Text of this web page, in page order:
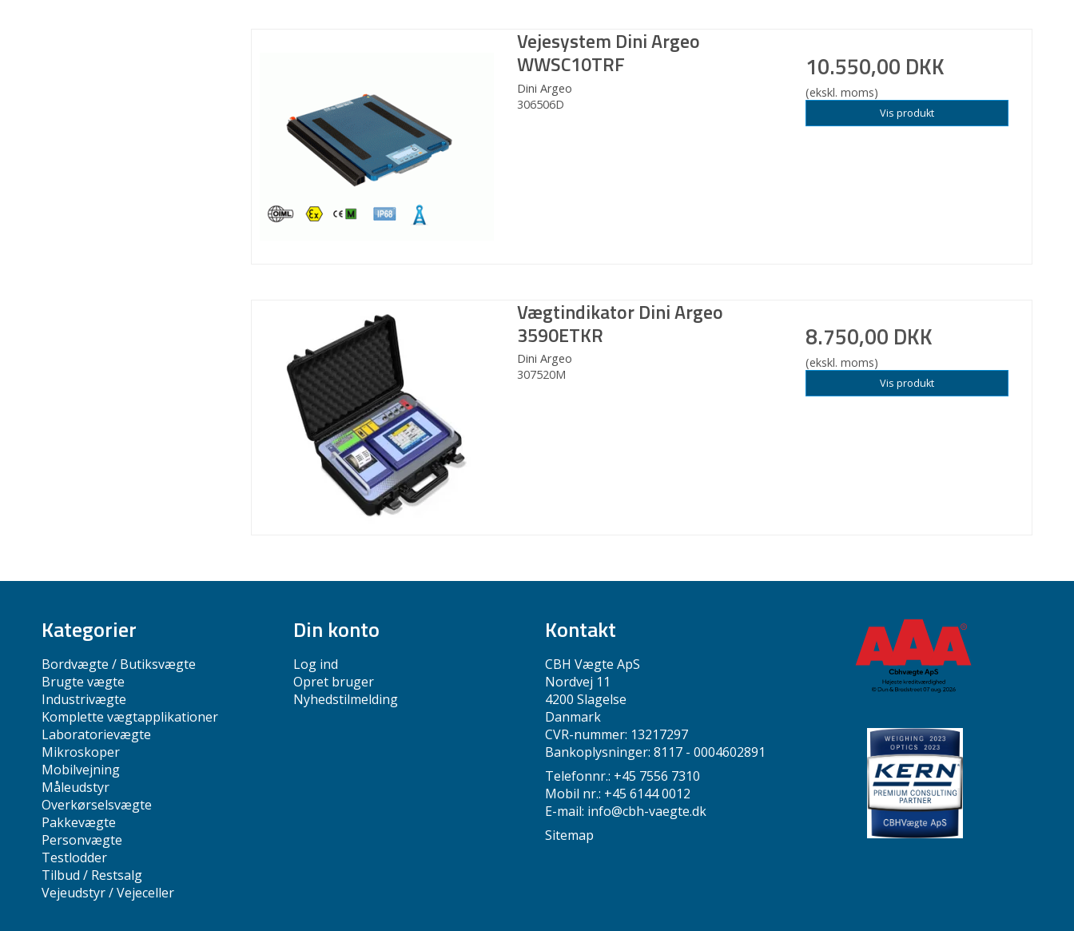
Vejesystem Dini Argeo
WWSC10TRF
Dini Argeo
306506D
10.550,00 DKK
(ekskl. moms)
Vis produkt
Vægtindikator Dini Argeo
3590ETKR
Dini Argeo
307520M
8.750,00 DKK
(ekskl. moms)
Vis produkt
Kategorier
Bordvægte / Butiksvægte
Brugte vægte
Industrivægte
Komplette vægtapplikationer
Laboratorievægte
Mikroskoper
Mobilvejning
Måleudstyr
Overkørselsvægte
Pakkevægte
Personvægte
Testlodder
Tilbud / Restsalg
Vejeudstyr / Vejeceller
Din konto
Log ind
Opret bruger
Nyhedstilmelding
Kontakt
CBH Vægte ApS
Nordvej 11
4200 Slagelse
Danmark
CVR-nummer: 13217297
Bankoplysninger: 8117 - 0004602891
Telefonnr.: +45 7556 7310
Mobil nr.: +45 6144 0012
E-mail: info@cbh-vaegte.dk
Sitemap